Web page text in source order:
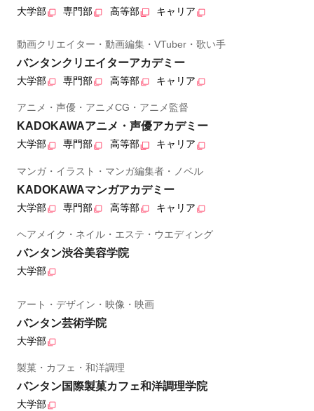
大学部 専門部 高等部 キャリア
動画クリエイター・動画編集・VTuber・歌い手
バンタンクリエイターアカデミー
大学部 専門部 高等部 キャリア
アニメ・声優・アニメCG・アニメ監督
KADOKAWAアニメ・声優アカデミー
大学部 専門部 高等部 キャリア
マンガ・イラスト・マンガ編集者・ノベル
KADOKAWAマンガアカデミー
大学部 専門部 高等部 キャリア
ヘアメイク・ネイル・エステ・ウエディング
バンタン渋谷美容学院
大学部
アート・デザイン・映像・映画
バンタン芸術学院
大学部
製菓・カフェ・和洋調理
バンタン国際製菓カフェ和洋調理学院
大学部